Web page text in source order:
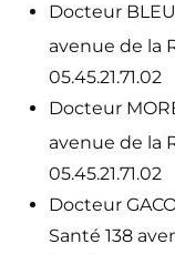
Docteur
avenue de la
05.45.21.71.02
Docteur
avenue de la
05.45.21.71.02
Docteur
Santé 138